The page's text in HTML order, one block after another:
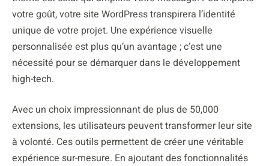
votre goût, votre site WordPress transpirera l’identité
unique de votre projet. Une expérience visuelle
personnalisée est plus qu’un avantage ; c’est une
nécessité pour se démarquer dans le développement
high-tech.
Avec un choix impressionnant de plus de 50,000
extensions, les utilisateurs peuvent transformer leur site
à volonté. Ces outils permettent de créer une véritable
expérience sur-mesure. En ajoutant des fonctionnalités